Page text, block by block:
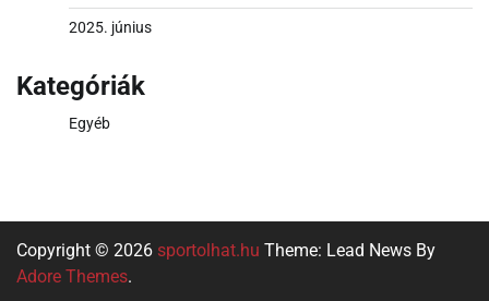
2025. június
Kategóriák
Egyéb
Copyright © 2026 sportolhat.hu Theme: Lead News By
Adore Themes.